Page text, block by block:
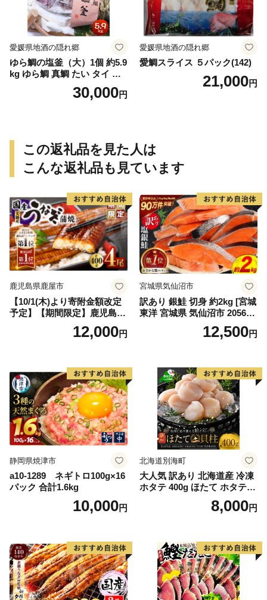
愛媛県地酒の隠れ郷
ゆら鯛の塩釜（大）1個 約5.9
kg ゆら鯛 真鯛 たい タイ 鯛
塩釜焼き 塩釜 魚 魚介類 海鮮
祝い事 お祝い ハレの日 食品
30,000円
愛媛県地酒の隠れ郷
愛鯛スライス ５パック(142)
21,000円
この返礼品を見た人は
こんな返礼品も見ています
鹿児島県鹿屋市
【10/1(木)より寄附金額改定
予定】【期間限定】鹿児島県
大隅産うなぎ蒲焼4尾（400
g） KN007-02312,000円
宮城県気仙沼市
訳あり 銀鮭 切身 約2kg [宮城
東洋 宮城県 気仙沼市 205649
91] 鮭 魚介類 海鮮 訳アリ 規
格外 不揃い さけ サケ 鮭切身
切り身 魚 わけあり
12,500円
静岡県焼津市
a10-1289 ネギトロ100g×16
パック 合計1.6kg
10,000円
北海道別海町
大人気 訳あり 北海道産 冷凍
ホタテ 400g ほたて ホタテ
8,000円